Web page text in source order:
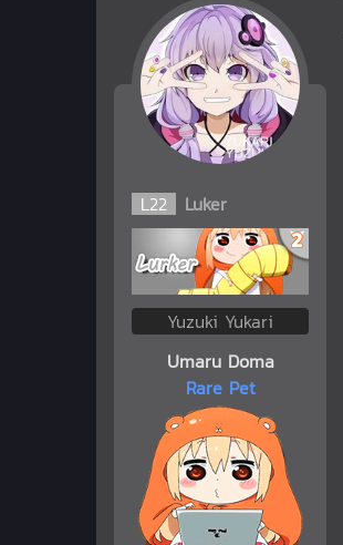
L22 Luker
Yuzuki Yukari
Umaru Doma
Rare Pet